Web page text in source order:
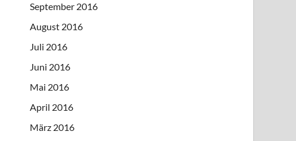
September 2016
August 2016
Juli 2016
Juni 2016
Mai 2016
April 2016
März 2016